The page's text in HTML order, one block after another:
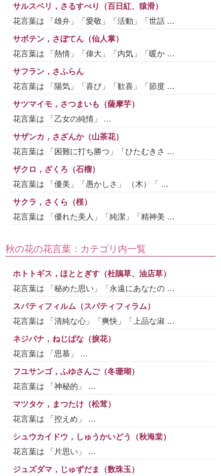
サルスベリ，さるすべり（百日紅、猿滑）
花言葉は 「雄弁」「愛敬」「活動」「世話 …
サボテン，さぼてん（仙人掌）
花言葉は 「熱情」「偉大」「内気」「暖か …
サフラン，さふらん
花言葉は 「陽気」「喜び」「歓喜」「節度 …
サツマイモ，さつまいも（薩摩芋）
花言葉は 「乙女の純情」 …
サザンカ，さざんか（山茶花）
花言葉は 「困難に打ち勝つ」「ひたむきさ …
ザクロ，ざくろ（石榴）
花言葉は 「優美」「愚かしさ」 （木）「 …
サクラ，さくら（桜）
花言葉は 「優れた美人」「純潔」「精神美 …
秋の花の花言葉：カテゴリ内一覧
ホトトギス，ほととぎす（杜鵑草、油店草）
花言葉は 「秘めた思い」「永遠にあなたの …
スパティフィルム（スパティフィラム）
花言葉は 「清純な心」「爽快」「上品な淑 …
ネジバナ，ねじばな（捩花）
花言葉は 「思慕」 …
フユサンゴ，ふゆさんご（冬珊瑚）
花言葉は 「神秘的」 …
マツタケ，まつたけ（松茸）
花言葉は 「控えめ」 …
シュウカイドウ，しゅうかいどう（秋海棠）
花言葉は 「片思い」 …
ジュズダマ，じゅずだま（数珠玉）